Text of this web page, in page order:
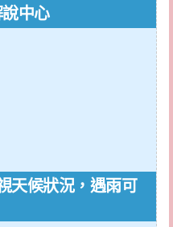
中心
天候狀況，遇雨可